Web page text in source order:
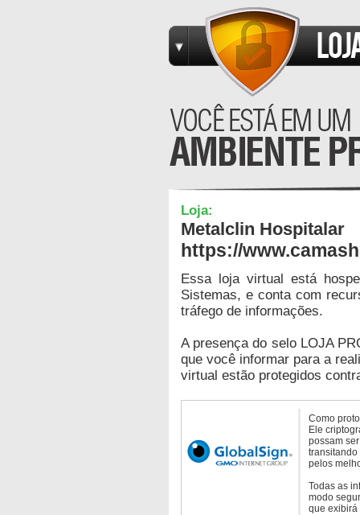
Loja:
Metalclin Hospitalar
https://
Essa loja virtual está
Sistemas, e conta com
tráfego de informações.
A presença do selo LOJA
que você informar para a
virtual estão protegidos
Como
Ele
possam
transitando
pelos
Todas as
modo
que exibirá